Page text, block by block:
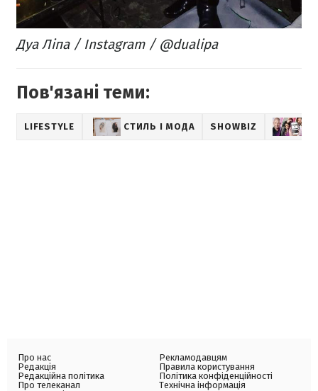
Дуа Ліпа / Instagram / @dualipa
Пов'язані теми:
LIFESTYLE СТИЛЬ І МОДА SHOWBIZ
Про нас
Редакція
Редакційна політика
Про телеканал
Рекламодавцям
Правила користування
Політика конфіденційності
Технічна інформація